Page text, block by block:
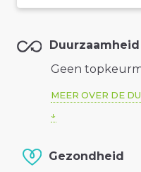
Duurzaamheid
Geen
MEER OVER DE
Gezondheid